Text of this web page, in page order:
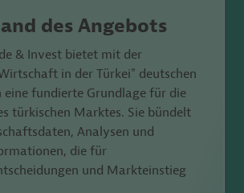
des Angebots
& Invest bietet mit der
in der Türkei" deutschen
eine fundierte Grundlage für die
türkischen Marktes. Sie bündelt
Analysen und
die für
und Markteinstieg